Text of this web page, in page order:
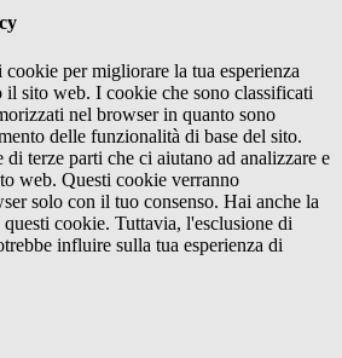
per migliorare la tua esperienza
il sito web. I cookie che sono classificati
nel browser in quanto sono
delle funzionalità di base del sito.
terze parti che ci aiutano ad analizzare e
web. Questi cookie verranno
solo con il tuo consenso. Hai anche la
cookie. Tuttavia, l'esclusione di
influire sulla tua esperienza di